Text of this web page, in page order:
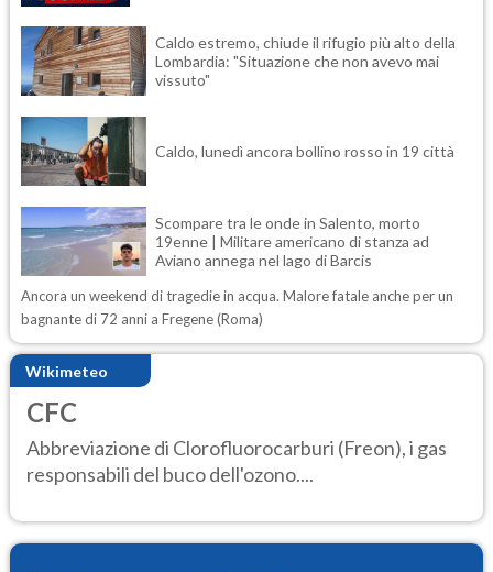
Caldo estremo, chiude il rifugio più alto della
Lombardia: "Situazione che non avevo mai
vissuto"
Caldo, lunedì ancora bollino rosso in 19 città
Scompare tra le onde in Salento, morto
19enne | Militare americano di stanza ad
Aviano annega nel lago di Barcis
Ancora un weekend di tragedie in acqua. Malore fatale anche per un
bagnante di 72 anni a Fregene (Roma)
Wikimeteo
CFC
Abbreviazione di Clorofluorocarburi (Freon), i gas
responsabili del buco dell'ozono....